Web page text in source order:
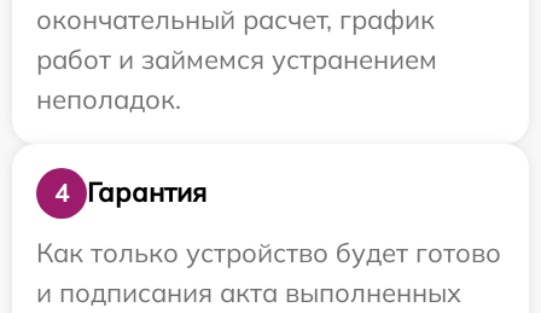
окончательный расчет, график
работ и займемся устранением
неполадок.
4
Гарантия
Как только устройство будет готово
и подписания акта выполненных